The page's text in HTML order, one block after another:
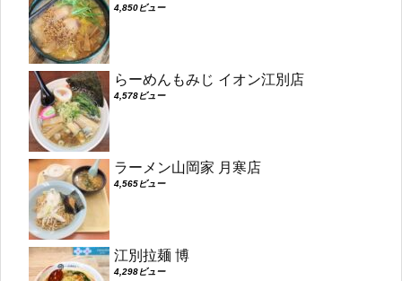
4,850ビュー
らーめんもみじ イオン江別店
4,578ビュー
ラーメン山岡家 月寒店
4,565ビュー
江別拉麺 博
4,298ビュー